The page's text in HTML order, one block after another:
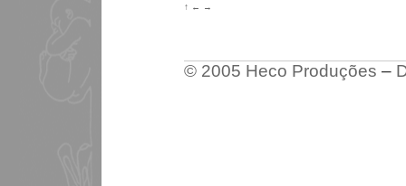
↑ ← →
© 2005 Heco Produções –